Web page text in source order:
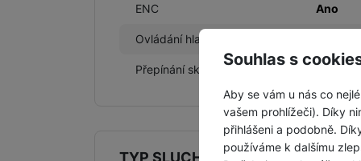
Souhlas s
Aby se vám u nás co
vašem prohlížeči). Díky
přihlášeni a podobně.
používáme k dalšímu
ENC Ano
Ovládání hlasitosti
Přepínání skladeb Ano